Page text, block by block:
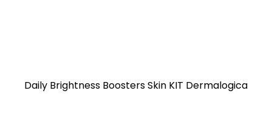
Daily Brightness Boosters Skin KIT Dermalogica